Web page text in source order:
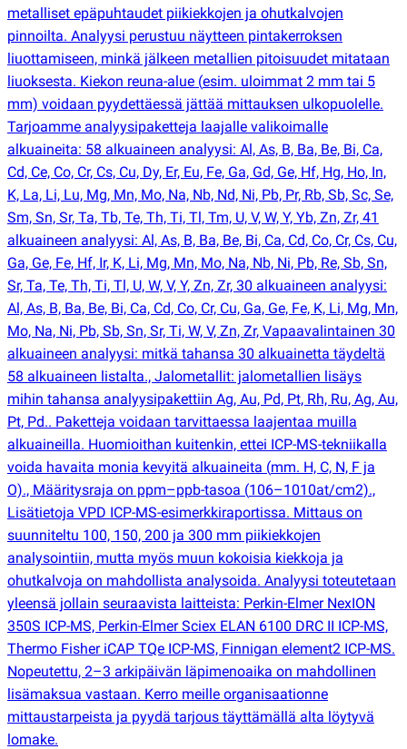
metalliset epäpuhtaudet piikiekkojen ja ohutkalvojen
pinnoilta. Analyysi perustuu näytteen pintakerroksen
liuottamiseen, minkä jälkeen metallien pitoisuudet mitataan
liuoksesta. Kiekon reuna-alue (esim. uloimmat 2 mm tai 5
mm) voidaan pyydettäessä jättää mittauksen ulkopuolelle.
Tarjoamme analyysipaketteja laajalle valikoimalle
alkuaineita: 58 alkuaineen analyysi: Al, As, B, Ba, Be, Bi, Ca,
Cd, Ce, Co, Cr, Cs, Cu, Dy, Er, Eu, Fe, Ga, Gd, Ge, Hf, Hg, Ho, In,
K, La, Li, Lu, Mg, Mn, Mo, Na, Nb, Nd, Ni, Pb, Pr, Rb, Sb, Sc, Se,
Sm, Sn, Sr, Ta, Tb, Te, Th, Ti, Tl, Tm, U, V, W, Y, Yb, Zn, Zr, 41
alkuaineen analyysi: Al, As, B, Ba, Be, Bi, Ca, Cd, Co, Cr, Cs, Cu,
Ga, Ge, Fe, Hf, Ir, K, Li, Mg, Mn, Mo, Na, Nb, Ni, Pb, Re, Sb, Sn,
Sr, Ta, Te, Th, Ti, Tl, U, W, V, Y, Zn, Zr, 30 alkuaineen analyysi:
Al, As, B, Ba, Be, Bi, Ca, Cd, Co, Cr, Cu, Ga, Ge, Fe, K, Li, Mg, Mn,
Mo, Na, Ni, Pb, Sb, Sn, Sr, Ti, W, V, Zn, Zr, Vapaavalintainen 30
alkuaineen analyysi: mitkä tahansa 30 alkuainetta täydeltä
58 alkuaineen listalta., Jalometallit: jalometallien lisäys
mihin tahansa analyysipakettiin Ag, Au, Pd, Pt, Rh, Ru, Ag, Au,
Pt, Pd.. Paketteja voidaan tarvittaessa laajentaa muilla
alkuaineilla. Huomioithan kuitenkin, ettei ICP-MS-tekniikalla
voida havaita monia kevyitä alkuaineita (mm. H, C, N, F ja
O)., Määritysraja on ppm–ppb-tasoa (106–1010at/cm2).,
Lisätietoja VPD ICP-MS-esimerkkiraportissa. Mittaus on
suunniteltu 100, 150, 200 ja 300 mm piikiekkojen
analysointiin, mutta myös muun kokoisia kiekkoja ja
ohutkalvoja on mahdollista analysoida. Analyysi toteutetaan
yleensä jollain seuraavista laitteista: Perkin-Elmer NexION
350S ICP-MS, Perkin-Elmer Sciex ELAN 6100 DRC II ICP-MS,
Thermo Fisher iCAP TQe ICP-MS, Finnigan element2 ICP-MS.
Nopeutettu, 2–3 arkipäivän läpimenoaika on mahdollinen
lisämaksua vastaan. Kerro meille organisaationne
mittaustarpeista ja pyydä tarjous täyttämällä alta löytyvä
lomake.